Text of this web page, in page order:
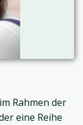
Rahmen der
eine Reihe